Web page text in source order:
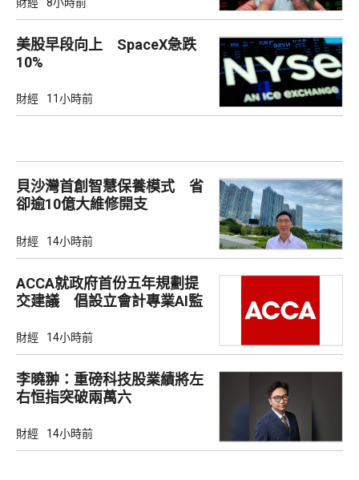
美股早段向上 SpaceX急跌
10%
財經 11小時前
貝沙灣首創智慧保養模式 省
卻逾10億大維修開支
財經 14小時前
ACCA就政府首份五年規劃提
交建議 倡設立會計專業AI監
財經 14小時前
李曉翀：重磅科技股業績將左
右恒指突破兩萬六
財經 14小時前